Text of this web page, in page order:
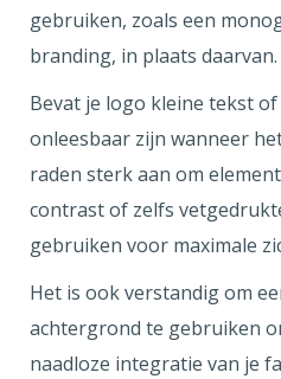
gebruiken, zoals een
branding, in plaats daarvan.
Bevat je logo kleine tekst
onleesbaar zijn wanneer
raden sterk aan om
contrast of zelfs
gebruiken voor maximale
Het is ook verstandig om
achtergrond te gebruiken
naadloze integratie van je